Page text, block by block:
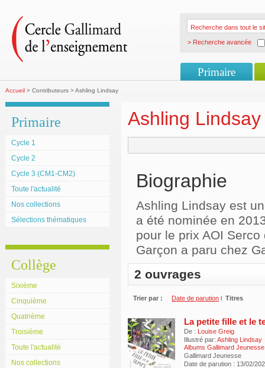
> Recherche avancée
Primaire
Accueil > Contributeurs > Ashling Lindsay
Primaire
Cycle 1
Cycle 2
Cycle 3 (CM1-CM2)
Toute l'actualité
Nos collections
Sélections thématiques
Collège
Sixième
Cinquième
Quatrième
Troisième
Toute l'actualité
Nos collections
Ashling Lindsay
Biographie
Ashling Lindsay est
a été nominée en
pour le prix AOI
Garçon a paru chez
2 ouvrages
Trier par : Date de parution l Titres
La petite fille et le
De : Louise Greig
Illustré par: Ashling Lindsay
Albums Gallimard Jeunesse
Gallimard Jeunesse
Date de parution : 13/02/